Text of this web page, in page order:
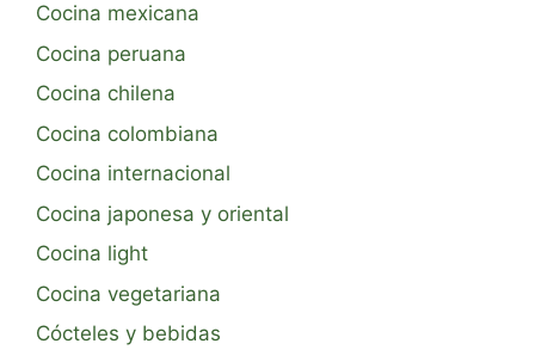
Cocina mexicana
Cocina peruana
Cocina chilena
Cocina colombiana
Cocina internacional
Cocina japonesa y oriental
Cocina light
Cocina vegetariana
Cócteles y bebidas